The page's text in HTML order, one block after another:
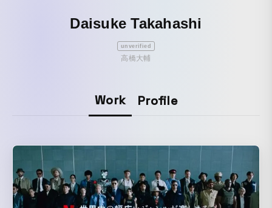
Daisuke Takahashi
unverified
高橋大輔
Work Profile